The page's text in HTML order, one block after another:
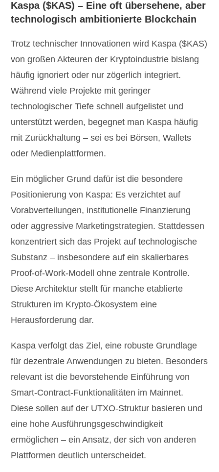
Kaspa ($KAS) – Eine oft übersehene, aber
technologisch ambitionierte Blockchain
Trotz technischer Innovationen wird Kaspa ($KAS)
von großen Akteuren der Kryptoindustrie bislang
häufig ignoriert oder nur zögerlich integriert.
Während viele Projekte mit geringer
technologischer Tiefe schnell aufgelistet und
unterstützt werden, begegnet man Kaspa häufig
mit Zurückhaltung – sei es bei Börsen, Wallets
oder Medienplattformen.
Ein möglicher Grund dafür ist die besondere
Positionierung von Kaspa: Es verzichtet auf
Vorabverteilungen, institutionelle Finanzierung
oder aggressive Marketingstrategien. Stattdessen
konzentriert sich das Projekt auf technologische
Substanz – insbesondere auf ein skalierbares
Proof-of-Work-Modell ohne zentrale Kontrolle.
Diese Architektur stellt für manche etablierte
Strukturen im Krypto-Ökosystem eine
Herausforderung dar.
Kaspa verfolgt das Ziel, eine robuste Grundlage
für dezentrale Anwendungen zu bieten. Besonders
relevant ist die bevorstehende Einführung von
Smart-Contract-Funktionalitäten im Mainnet.
Diese sollen auf der UTXO-Struktur basieren und
eine hohe Ausführungsgeschwindigkeit
ermöglichen – ein Ansatz, der sich von anderen
Plattformen deutlich unterscheidet.